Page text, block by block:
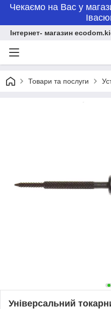
Чекаємо на Вас у
Інтернет- магазин
Товари та послуги
Універсальний